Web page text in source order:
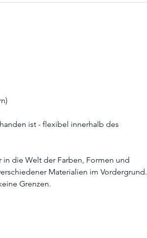
ist - flexibel innerhalb des
die Welt der Farben, Formen und
Materialien im Vordergrund.
Grenzen.